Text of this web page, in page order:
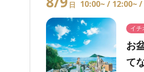
日 10:00~ / 12:00~ /
イチ
お
て